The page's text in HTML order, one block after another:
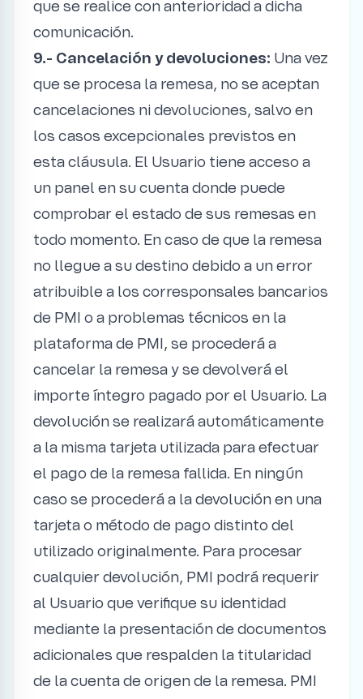
que se realice con anterioridad a dicha
comunicación.
9.- Cancelación y devoluciones: Una vez
que se procesa la remesa, no se aceptan
cancelaciones ni devoluciones, salvo en
los casos excepcionales previstos en
esta cláusula. El Usuario tiene acceso a
un panel en su cuenta donde puede
comprobar el estado de sus remesas en
todo momento. En caso de que la remesa
no llegue a su destino debido a un error
atribuible a los corresponsales bancarios
de PMI o a problemas técnicos en la
plataforma de PMI, se procederá a
cancelar la remesa y se devolverá el
importe íntegro pagado por el Usuario. La
devolución se realizará automáticamente
a la misma tarjeta utilizada para efectuar
el pago de la remesa fallida. En ningún
caso se procederá a la devolución en una
tarjeta o método de pago distinto del
utilizado originalmente. Para procesar
cualquier devolución, PMI podrá requerir
al Usuario que verifique su identidad
mediante la presentación de documentos
adicionales que respalden la titularidad
de la cuenta de origen de la remesa. PMI